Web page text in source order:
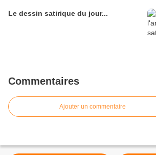
Le dessin satirique du jour...
Commentaires
Ajouter un commentaire